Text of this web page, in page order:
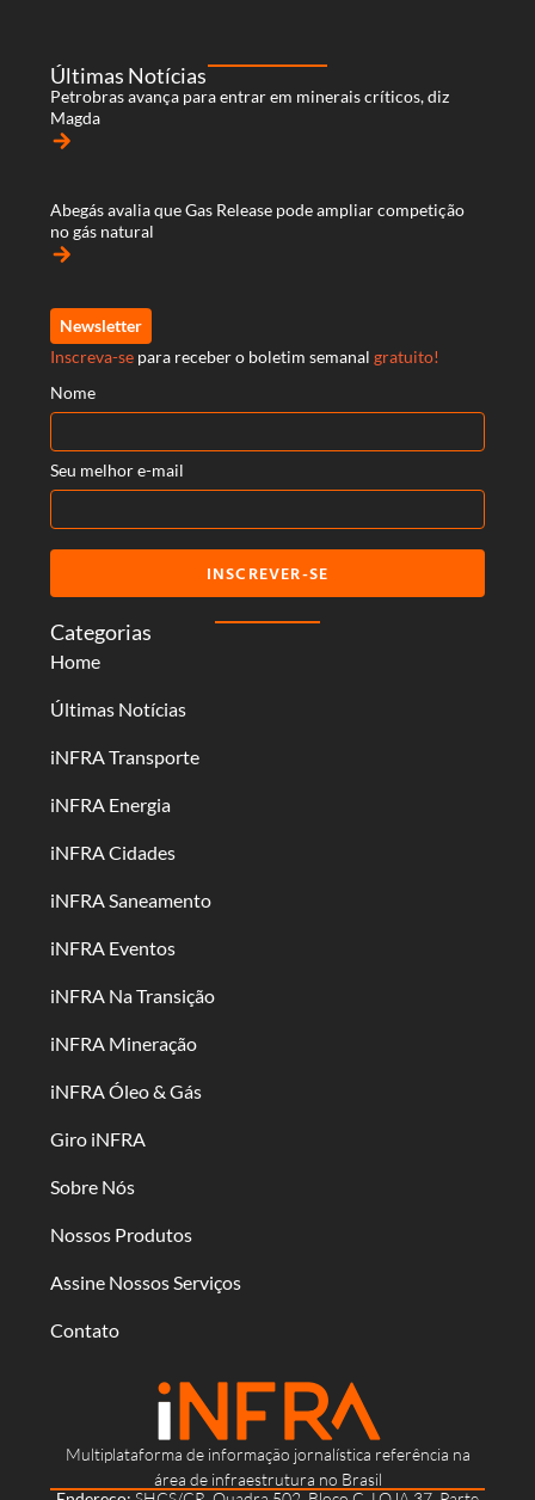
Multiplataforma de informação jornalística referência na
área de infraestrutura no Brasil
Categorias
Home
Últimas Notícias
iNFRA Transporte
iNFRA Energia
iNFRA Cidades
iNFRA Saneamento
iNFRA Eventos
iNFRA Na Transição
iNFRA Mineração
iNFRA Óleo & Gás
Giro iNFRA
Sobre Nós
Nossos Produtos
Assine Nossos Serviços
Contato
Últimas Notícias
Petrobras avança para entrar em minerais críticos, diz
Magda
arrow_forward
Abegás avalia que Gas Release pode ampliar competição
no gás natural
arrow_forward
Newsletter
Inscreva-se para receber o boletim semanal gratuito!
Nome
Seu melhor e-mail
INSCREVER-SE